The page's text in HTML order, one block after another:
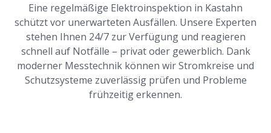
Eine regelmäßige Elektroinspektion in Kastahn
schützt vor unerwarteten Ausfällen. Unsere Experten
stehen Ihnen 24/7 zur Verfügung und reagieren
schnell auf Notfälle – privat oder gewerblich. Dank
moderner Messtechnik können wir Stromkreise und
Schutzsysteme zuverlässig prüfen und Probleme
frühzeitig erkennen.